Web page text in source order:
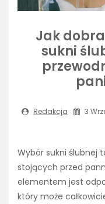
Jak
sukni
Redakcja 3
Wybór sukni ślubnej
stojących przed
elementem jest
który może